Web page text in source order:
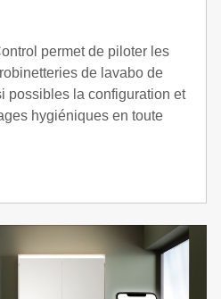
permet de piloter les
de lavabo de
possibles la configuration et
hygiéniques en toute